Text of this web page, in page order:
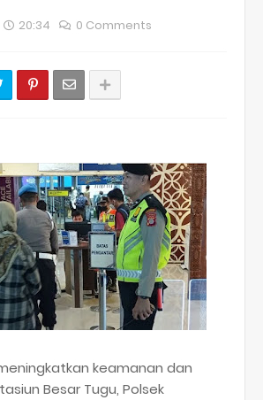
20:34 0 Comments
keamanan dan
Besar Tugu, Polsek